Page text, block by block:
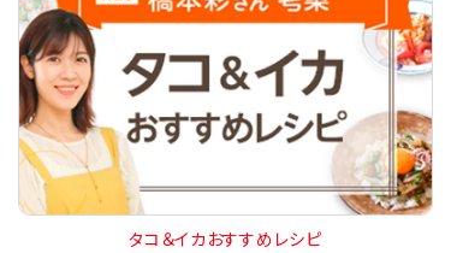
タコ＆イカおすすめレシピ